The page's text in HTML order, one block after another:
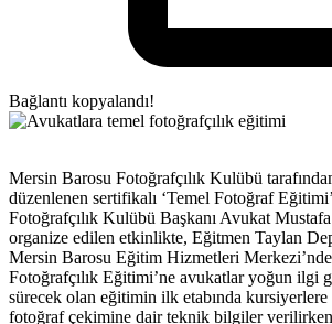
Bağlantı kopyalandı!
Mersin Barosu Fotoğrafçılık Kulübü
düzenlenen sertifikalı ‘Temel Fotoğraf
Fotoğrafçılık Kulübü Başkanı Avukat
organize edilen etkinlikte, Eğitmen Taylan
Mersin Barosu Eğitim Hizmetleri
Fotoğrafçılık Eğitimi’ne avukatlar yoğun ilgi
sürecek olan eğitimin ilk etabında
fotoğraf çekimine dair teknik bilgiler